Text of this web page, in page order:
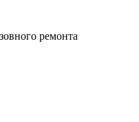
ремонта